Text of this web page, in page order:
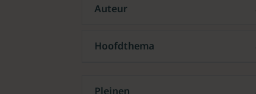
Auteur
Hoofdthema
Pleinen